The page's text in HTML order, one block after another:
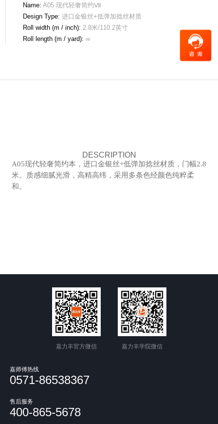
Name: A05 现代轻奢简约Ⅶ
Design Type: 进口金银丝+低弹加捻丝材质
Roll width (m / inch): 2.8米/110.2英寸
Roll length (m / yard): ∞
DESCRIPTION
A05现代轻奢简约本，进口金银丝+低弹加捻丝材质，门幅2.8
米。质感细腻光滑，高精高纬，采用多条色经颜色纯粹柔
和。
嘉力丰官方微信 嘉力丰学院微信
嘉师傅热线
0571-86538367
售后服务
400-865-5678